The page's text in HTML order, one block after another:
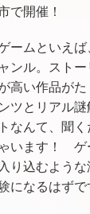
で開催！
ームといえ
ンル。スト
高い作品が
ツとリアル
なんて、聞
います！ ゲ
り込むよう
になるはずで